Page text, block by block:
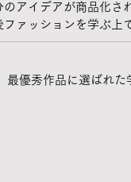
のアイデアが商品化さ
ァッションを学ぶ上
最優秀作品に選ばれ